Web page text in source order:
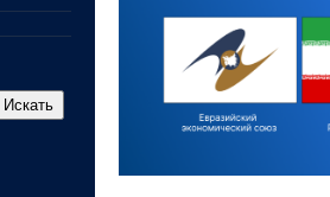
Искать